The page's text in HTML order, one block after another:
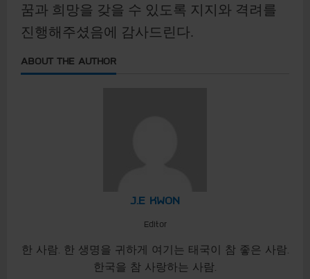
꿈과 희망을 갖을 수 있도록 지지와 격려를
진행해주셨음에 감사드린다.
ABOUT THE AUTHOR
J.E KWON
Editor
한 사람. 한 생명을 귀하게 여기는 태국이 참 좋은 사람.
한국을 참 사랑하는 사람.